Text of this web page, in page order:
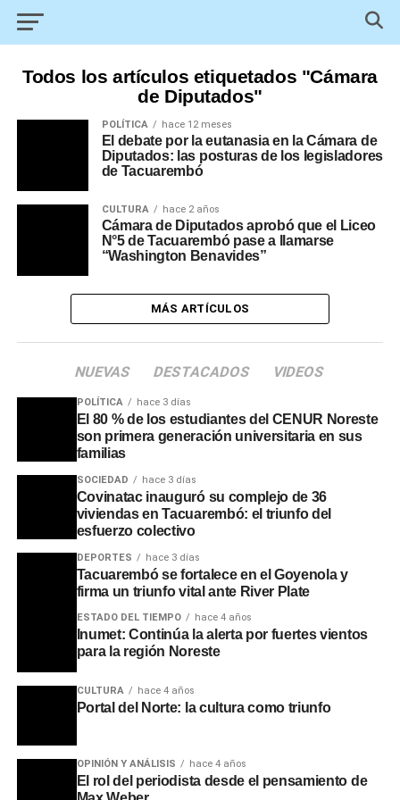
Todos los artículos etiquetados "Cámara
de Diputados"
POLÍTICA hace 12 meses
El debate por la eutanasia en la Cámara de
Diputados: las posturas de los legisladores
de Tacuarembó
CULTURA hace 2 años
Cámara de Diputados aprobó que el Liceo
N°5 de Tacuarembó pase a llamarse
“Washington Benavides”
MÁS ARTÍCULOS
NUEVAS DESTACADOS VIDEOS
POLÍTICA hace 3 días
El 80 % de los estudiantes del CENUR Noreste
son primera generación universitaria en sus
familias
SOCIEDAD hace 3 días
Covinatac inauguró su complejo de 36
viviendas en Tacuarembó: el triunfo del
esfuerzo colectivo
DEPORTES hace 3 días
Tacuarembó se fortalece en el Goyenola y
firma un triunfo vital ante River Plate
ESTADO DEL TIEMPO hace 4 años
Inumet: Continúa la alerta por fuertes vientos
para la región Noreste
CULTURA hace 4 años
Portal del Norte: la cultura como triunfo
OPINIÓN Y ANÁLISIS hace 4 años
El rol del periodista desde el pensamiento de